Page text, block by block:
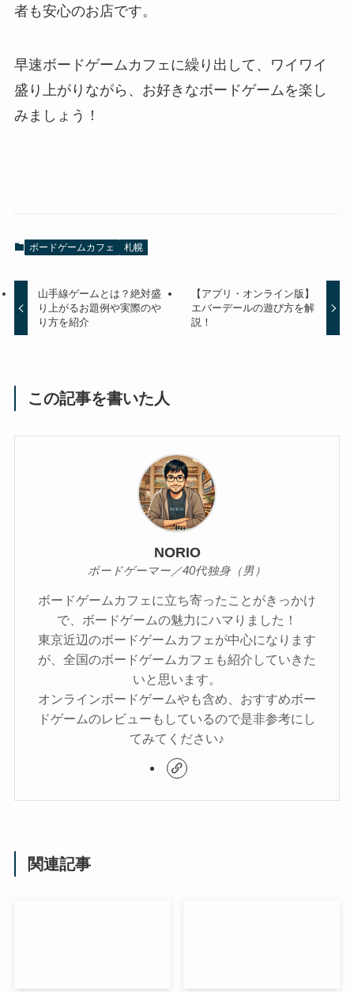
者も安心のお店です。
早速ボードゲームカフェに繰り出して、ワイワイ
盛り上がりながら、お好きなボードゲームを楽し
みましょう！
ボードゲームカフェ 札幌
山手線ゲームとは？絶対盛
り上がるお題例や実際のや
り方を紹介
【アプリ・オンライン版】
エバーデールの遊び方を解
説！
この記事を書いた人
NORIO
ボードゲーマー／40代独身（男）
ボードゲームカフェに立ち寄ったことがきっかけ
で、ボードゲームの魅力にハマりました！
東京近辺のボードゲームカフェが中心になります
が、全国のボードゲームカフェも紹介していきた
いと思います。
オンラインボードゲームやも含め、おすすめボー
ドゲームのレビューもしているので是非参考にし
てみてください♪
関連記事